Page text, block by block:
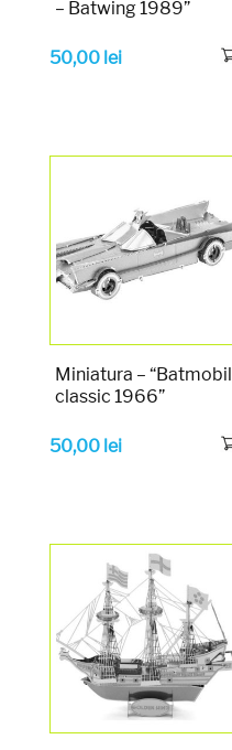
– Batwing 1989”
50,00 lei
Miniatura – “Batmobil
classic 1966”
50,00 lei